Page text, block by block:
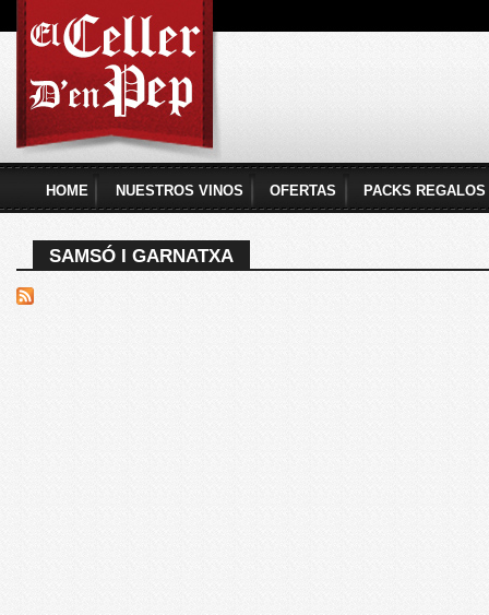
El
Celler
d'en
Pep
Menú principal
HOME NUESTROS VINOS OFERTAS PACKS REGALOS
SAMSÓ I GARNATXA